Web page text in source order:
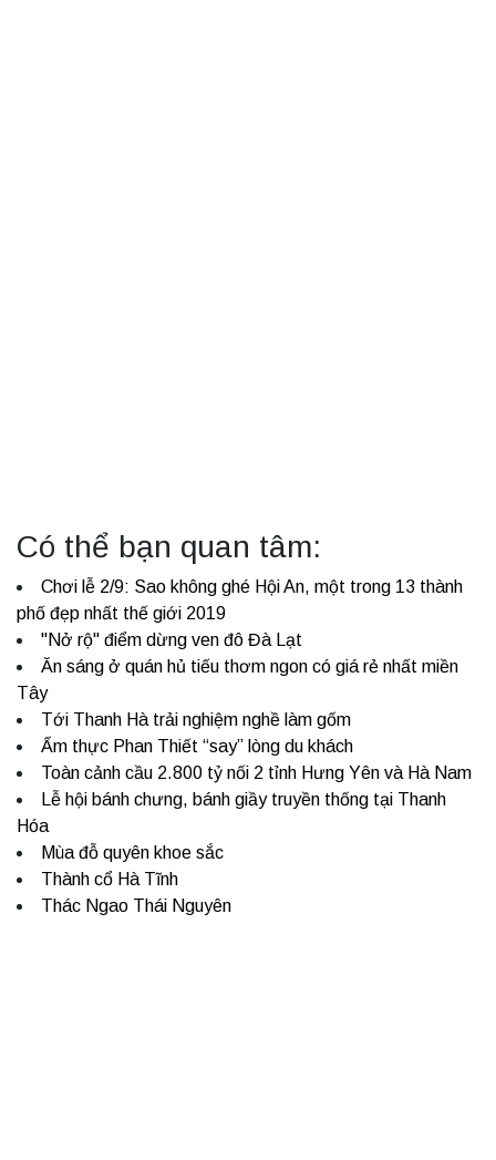
Có thể bạn quan tâm:
Chơi lễ 2/9: Sao không ghé Hội An, một trong 13 thành
phố đẹp nhất thế giới 2019
"Nở rộ" điểm dừng ven đô Đà Lạt
Ăn sáng ở quán hủ tiếu thơm ngon có giá rẻ nhất miền
Tây
Tới Thanh Hà trải nghiệm nghề làm gốm
Ẩm thực Phan Thiết “say” lòng du khách
Toàn cảnh cầu 2.800 tỷ nối 2 tỉnh Hưng Yên và Hà Nam
Lễ hội bánh chưng, bánh giầy truyền thống tại Thanh
Hóa
Mùa đỗ quyên khoe sắc
Thành cổ Hà Tĩnh
Thác Ngao Thái Nguyên